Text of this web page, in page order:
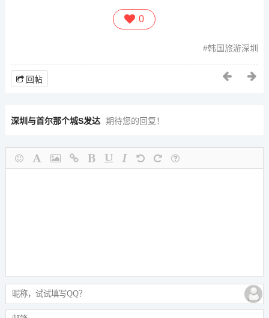
0
韩国旅游深圳
回帖
深圳与首尔那个城S发达 期待您的回复！